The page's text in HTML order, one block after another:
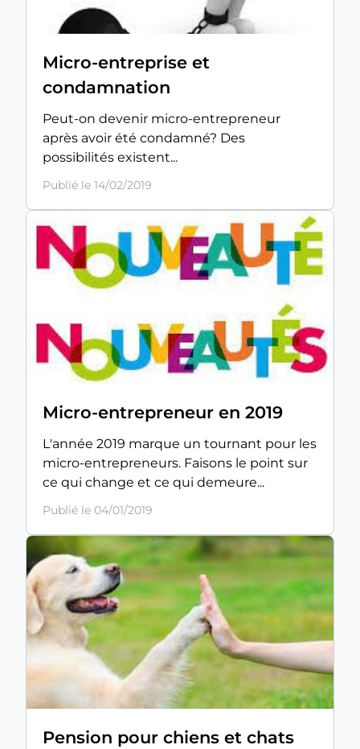
Micro-entreprise et
condamnation
Peut-on devenir micro-entrepreneur
après avoir été condamné? Des
possibilités existent...
Publié le 14/02/2019
Micro-entrepreneur en 2019
L'année 2019 marque un tournant pour les
micro-entrepreneurs. Faisons le point sur
ce qui change et ce qui demeure...
Publié le 04/01/2019
Pension pour chiens et chats